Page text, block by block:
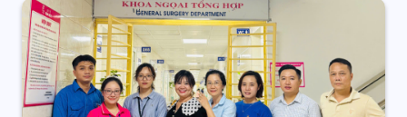
Tây Tựu, thành phố Hà Nội).